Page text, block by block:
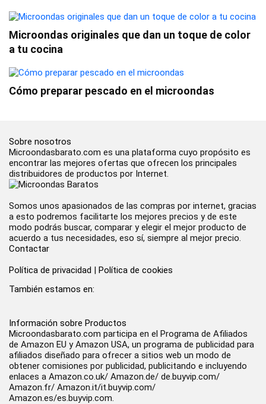
Microondas originales que dan un toque de color
a tu cocina
Cómo preparar pescado en el microondas
Sobre nosotros
Microondasbarato.com es una plataforma cuyo propósito es
encontrar las mejores ofertas que ofrecen los principales
distribuidores de productos por Internet.
Somos unos apasionados de las compras por internet, gracias
a esto podremos facilitarte los mejores precios y de este
modo podrás buscar, comparar y elegir el mejor producto de
acuerdo a tus necesidades, eso sí, siempre al mejor precio.
Contactar
Política de privacidad | Política de cookies
También estamos en:
Información sobre Productos
Microondasbarato.com participa en el Programa de Afiliados
de Amazon EU y Amazon USA, un programa de publicidad para
afiliados diseñado para ofrecer a sitios web un modo de
obtener comisiones por publicidad, publicitando e incluyendo
enlaces a Amazon.co.uk/ Amazon.de/ de.buyvip.com/
Amazon.fr/ Amazon.it/it.buyvip.com/
Amazon.es/es.buyvip.com.